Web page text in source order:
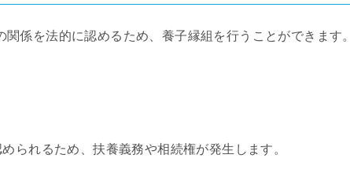
関係を法的に認めるため、養子縁組を行うことができます。
られるため、扶養義務や相続権が発生します。